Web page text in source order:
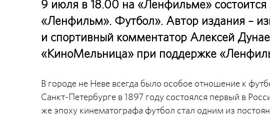
9 июля в 18.00 на «Ленфильме» состоится
«Ленфильм». Футбол». Автор издания –
и спортивный комментатор Алексей
«КиноМельница» при поддержке
В городе не Неве всегда было особое отношение к
Санкт-Петербурге в 1897 году состоялся первый в
же эпоху кинематографа футбол стал одним из